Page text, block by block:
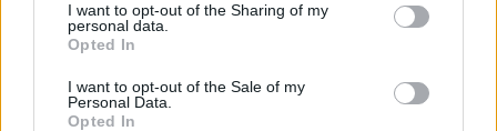
I want to opt-out of the Sharing of my
personal data.
Opted In
I want to opt-out of the Sale of my
Personal Data.
Opted In
anlæg udvide: - Der er styr på
problemerne
Claus T. Kræmmergård